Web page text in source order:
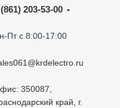
203-53-00
Пт с 8:00-17:00
350087,
край, г.